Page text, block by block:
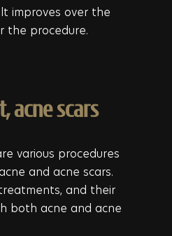
improves over the
the procedure.
acne scars
various procedures
and acne scars.
and their
both acne and acne